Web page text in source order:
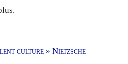
culture » Nietzsche